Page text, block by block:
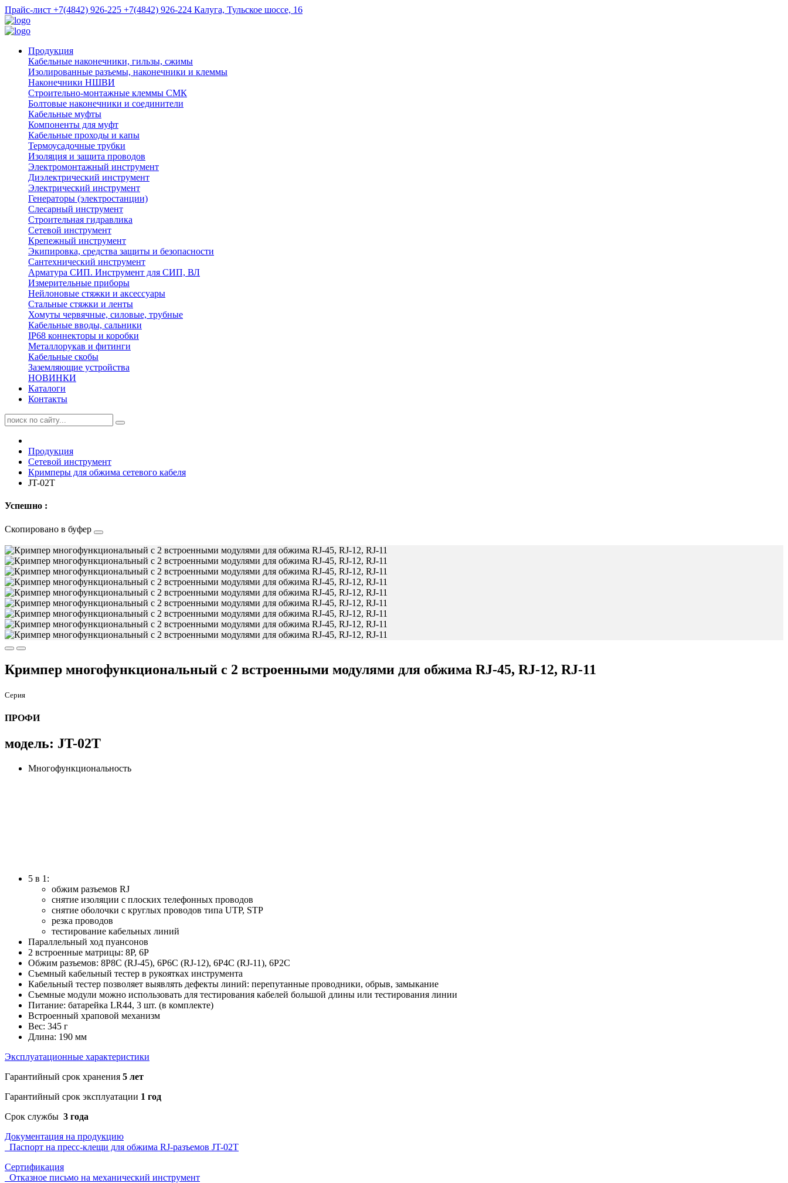
Прайс-лист +7(4842) 926-225 +7(4842) 926-224 Калуга, Тульское шоссе, 16
Продукция
Кабельные наконечники, гильзы, сжимы
Изолированные разъемы, наконечники и клеммы
Наконечники НШВИ
Строительно-монтажные клеммы СМК
Болтовые наконечники и соединители
Кабельные муфты
Компоненты для муфт
Кабельные проходы и капы
Термоусадочные трубки
Изоляция и защита проводов
Электромонтажный инструмент
Диэлектрический инструмент
Электрический инструмент
Генераторы (электростанции)
Слесарный инструмент
Строительная гидравлика
Сетевой инструмент
Крепежный инструмент
Экипировка, средства защиты и безопасности
Сантехнический инструмент
Арматура СИП. Инструмент для СИП, ВЛ
Измерительные приборы
Нейлоновые стяжки и аксессуары
Стальные стяжки и ленты
Хомуты червячные, силовые, трубные
Кабельные вводы, сальники
IP68 коннекторы и коробки
Металлорукав и фитинги
Кабельные скобы
Заземляющие устройства
НОВИНКИ
Каталоги
Контакты
Продукция
Сетевой инструмент
Кримперы для обжима сетевого кабеля
JT-02T
Успешно :
Скопировано в буфер
Кримпер многофункциональный с 2 встроенными модулями для обжима RJ-45, RJ-12, RJ-11
Серия
ПРОФИ
модель: JT-02T
Многофункциональность
5 в 1:
обжим разъемов RJ
снятие изоляции с плоских телефонных проводов
снятие оболочки с круглых проводов типа UTP, STP
резка проводов
тестирование кабельных линий
Параллельный ход пуансонов
2 встроенные матрицы: 8Р, 6Р
Обжим разъемов: 8Р8С (RJ-45), 6Р6С (RJ-12), 6P4C (RJ-11), 6Р2С
Съемный кабельный тестер в рукоятках инструмента
Кабельный тестер позволяет выявлять дефекты линий: перепутанные проводники, обрыв, замыкание
Съемные модули можно использовать для тестирования кабелей большой длины или тестирования линии
Питание: батарейка LR44, 3 шт. (в комплекте)
Встроенный храповой механизм
Вес: 345 г
Длина: 190 мм
Эксплуатационные характеристики
Гарантийный срок хранения 5 лет
Гарантийный срок эксплуатации 1 год
Срок службы 3 года
Документация на продукцию
Паспорт на пресс-клещи для обжима RJ-разъемов JT-02T
Сертификация
Отказное письмо на механический инструмент